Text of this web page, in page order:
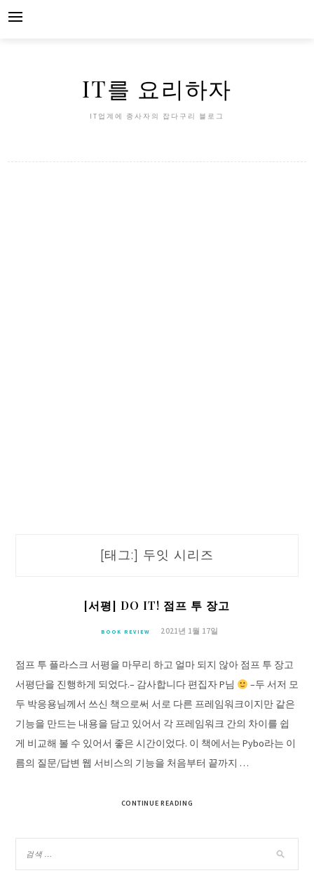
IT를 요리하자
IT업계에 종사자의 잡다구리 블로그
[태그:] 두잇 시리즈
[서평] DO IT! 점프 투 장고
BOOK REVIEW 2021년 1월 17일
점프 투 플라스크 서평을 마무리 하고 얼마 되지 않아 점프 투 장고
서평단을 진행하게 되었다.– 감사합니다 편집자 P님
–두 서저 모
두 박응용님께서 쓰신 책으로써 서로 다른 프레임워크이지만 같은
기능을 만드는 내용을 담고 있어서 각 프레임워크 간의 차이를 쉽
게 비교해 볼 수 있어서 좋은 시간이었다. 이 책에서는 Pybo라는 이
름의 질문/답변 웹 서비스의 기능을 처음부터 끝까지 …
CONTINUE READING